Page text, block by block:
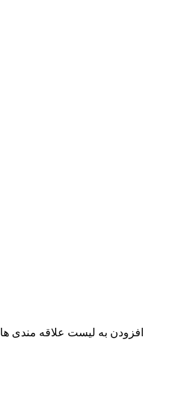
افزودن به لیست علاقه مندی ها